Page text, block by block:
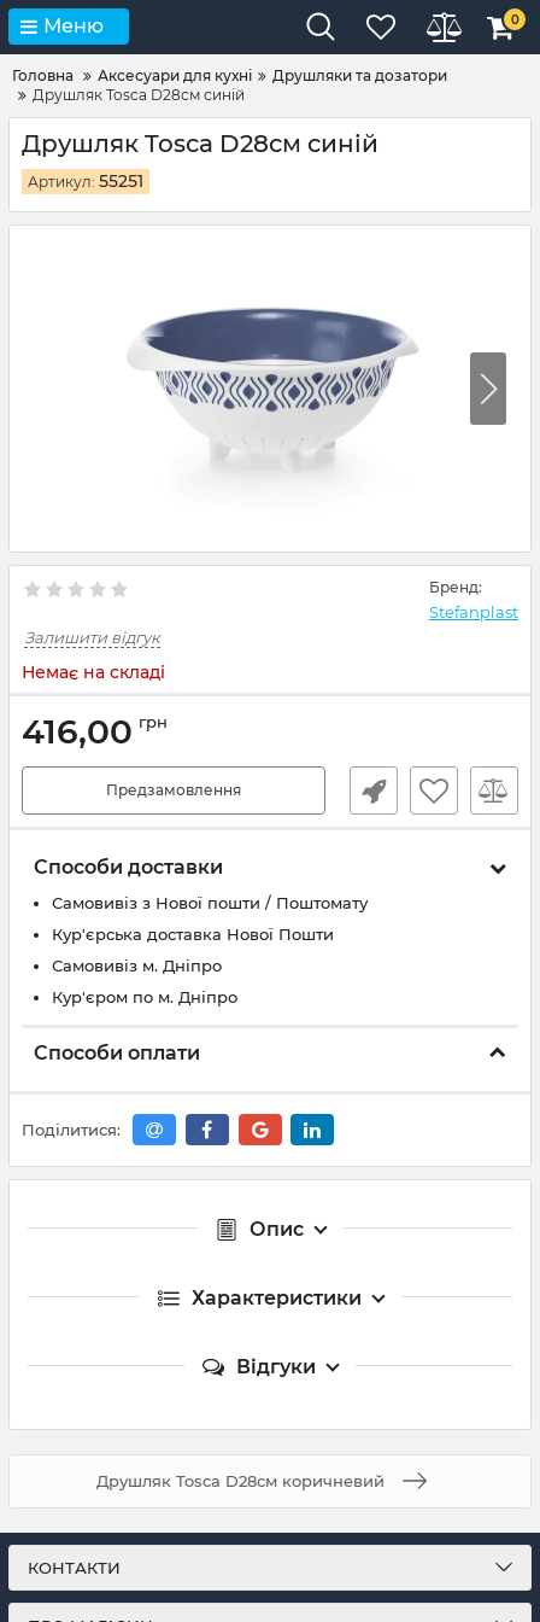
Меню 0
Головна Аксесуари для кухні
Друшляки та дозатори
Друшляк Tosca D28см синій
Друшляк Tosca D28см синій
Артикул: 55251
Бренд:
Stefanplast
Залишити відгук
Немає на складі
416,00 грн
Предзамовлення
Способи доставки
Самовивіз з Нової пошти / Поштомату
Кур'єрська доставка Нової Пошти
Самовивіз м. Дніпро
Кур'єром по м. Дніпро
Способи оплати
Поділитися:
Опис
Характеристики
Відгуки
Друшляк Tosca D28см коричневий
КОНТАКТИ